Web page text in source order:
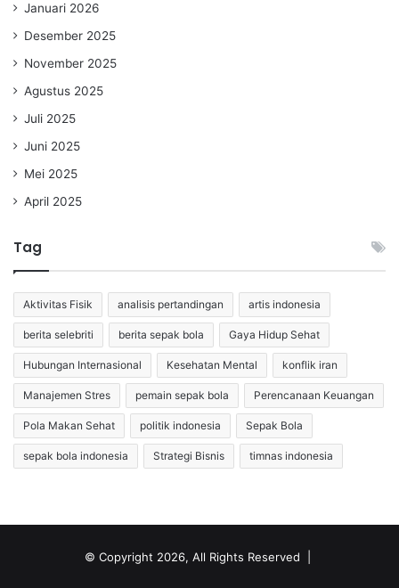
Januari 2026
Desember 2025
November 2025
Agustus 2025
Juli 2025
Juni 2025
Mei 2025
April 2025
Tag
Aktivitas Fisik analisis pertandingan artis indonesia
berita selebriti berita sepak bola Gaya Hidup Sehat
Hubungan Internasional Kesehatan Mental konflik iran
Manajemen Stres pemain sepak bola Perencanaan Keuangan
Pola Makan Sehat politik indonesia Sepak Bola
sepak bola indonesia Strategi Bisnis timnas indonesia
© Copyright 2026, All Rights Reserved |